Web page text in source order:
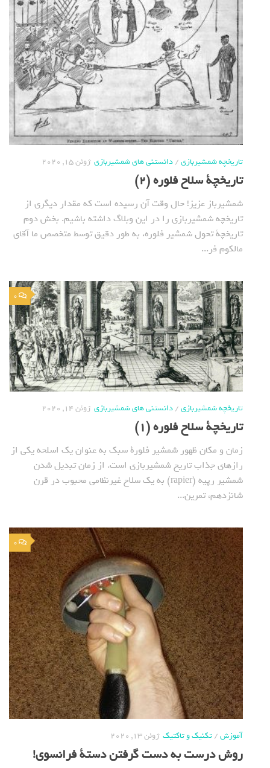
تاریخچه شمشیربازی/دانستنی های شمشیربازی ژوئن 15, 2020
تاریخچة سلاح فلوره (2)
شمشیرباز عزیز! حال وقت آن رسیده است که مقدار دیگری از
تاریخچه شمشیربازی را در این وبلاگ داشته باشیم. بخش دوم
تاریخچة تحول شمشیر فلوره، به طور دقیق توسط متخصص ما آقای
مالکوم فر...
0
تاریخچه شمشیربازی/دانستنی های شمشیربازی ژوئن 14, 2020
تاریخچة سلاح فلوره (1)
زمان و مکان ظهور شمشیر فلورة سبک به عنوان یک اسلحه یکی از
رازهای جذاب تاریخ شمشیربازی است. از زمان تبدیل شدن
شمشیر رپیه (rapier) به یک سلاح غیرنظامی محبوب در قرن
شانزدهم، تمرین...
0
آموزش/تکنیک و تاکتیک ژوئن 13, 2020
روش درست به دست گرفتن دستة فرانسوی!